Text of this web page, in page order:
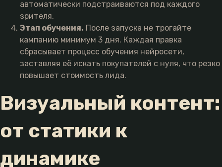
автоматически подстраиваются под каждого
зрителя.
Этап обучения. После запуска не трогайте
кампанию минимум 3 дня. Каждая правка
сбрасывает процесс обучения нейросети,
заставляя её искать покупателей с нуля, что резко
повышает стоимость лида.
Визуальный контент:
от статики к
динамике